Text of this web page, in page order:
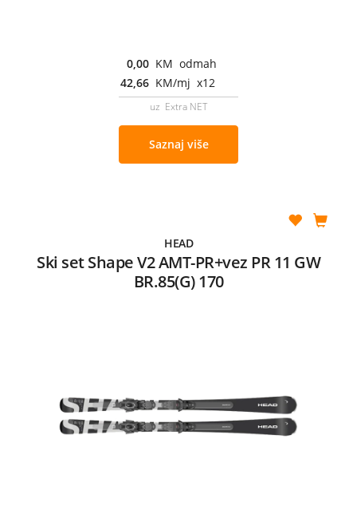
0,00 KM odmah
42,66 KM/mj x12
uz Extra NET
Saznaj više
HEAD
Ski set Shape V2 AMT-PR+vez PR 11 GW
BR.85(G) 170